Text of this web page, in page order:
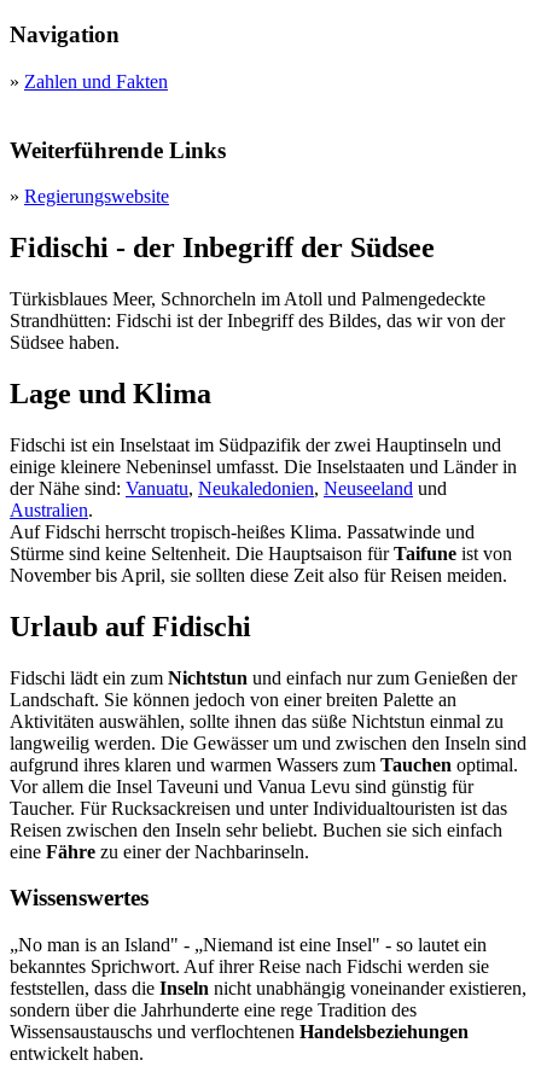
Navigation
» Zahlen und Fakten
Weiterführende Links
» Regierungswebsite
Fidischi - der Inbegriff der Südsee
Türkisblaues Meer, Schnorcheln im Atoll und Palmengedeckte
Strandhütten: Fidschi ist der Inbegriff des Bildes, das wir von der
Südsee haben.
Lage und Klima
Fidschi ist ein Inselstaat im Südpazifik der zwei Hauptinseln und
einige kleinere Nebeninsel umfasst. Die Inselstaaten und Länder in
der Nähe sind: Vanuatu, Neukaledonien, Neuseeland und
Australien.
Auf Fidschi herrscht tropisch-heißes Klima. Passatwinde und
Stürme sind keine Seltenheit. Die Hauptsaison fürTaifune ist von
November bis April, sie sollten diese Zeit also für Reisen meiden.
Urlaub auf Fidischi
Fidschi lädt ein zum Nichtstun und einfach nur zum Genießen der
Landschaft. Sie können jedoch von einer breiten Palette an
Aktivitäten auswählen, sollte ihnen das süße Nichtstun einmal zu
langweilig werden. Die Gewässer um und zwischen den Inseln sind
aufgrund ihres klaren und warmen Wassers zum Tauchen optimal.
Vor allem die Insel Taveuni und Vanua Levu sind günstig für
Taucher. Für Rucksackreisen und unter Individualtouristen ist das
Reisen zwischen den Inseln sehr beliebt. Buchen sie sich einfach
eine Fähre zu einer der Nachbarinseln.
Wissenswertes
„No man is an Island" - „Niemand ist eine Insel" - so lautet ein
bekanntes Sprichwort. Auf ihrer Reise nach Fidschi werden sie
feststellen, dass die Inseln nicht unabhängig voneinander existieren,
sondern über die Jahrhunderte eine rege Tradition des
Wissensaustauschs und verflochtenen Handelsbeziehungen
entwickelt haben.